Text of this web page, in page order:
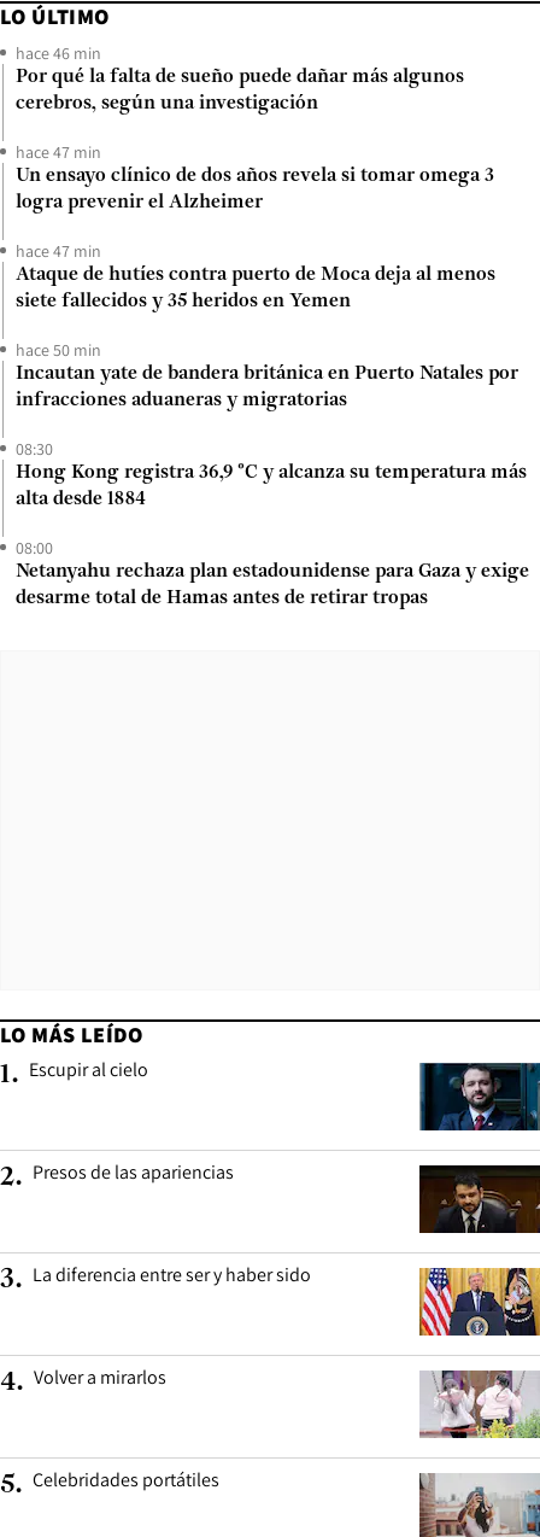
LO ÚLTIMO
hace 46 min
Por qué la falta de sueño puede dañar más algunos
cerebros, según una investigación
hace 47 min
Un ensayo clínico de dos años revela si tomar omega 3
logra prevenir el Alzheimer
hace 47 min
Ataque de hutíes contra puerto de Moca deja al menos
siete fallecidos y 35 heridos en Yemen
hace 50 min
Incautan yate de bandera británica en Puerto Natales por
infracciones aduaneras y migratorias
08:30
Hong Kong registra 36,9 °C y alcanza su temperatura más
alta desde 1884
08:00
Netanyahu rechaza plan estadounidense para Gaza y exige
desarme total de Hamas antes de retirar tropas
LO MÁS LEÍDO
1. Escupir al cielo
2. Presos de las apariencias
3. La diferencia entre ser y haber sido
4. Volver a mirarlos
5. Celebridades portátiles